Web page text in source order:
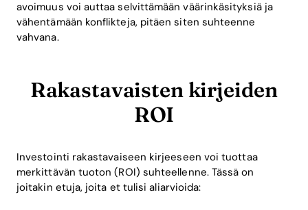
avoimuus voi auttaa selvittämään väärinkäsityksiä ja
vähentämään konflikteja, pitäen siten suhteenne
vahvana.
Rakastavaisten kirjeiden
ROI
Investointi rakastavaiseen kirjeeseen voi tuottaa
merkittävän tuoton (ROI) suhteellenne. Tässä on
joitakin etuja, joita et tulisi aliarvioida: